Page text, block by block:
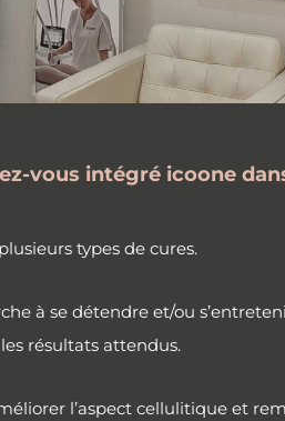
vous intégré icoone
types de cures.
à se détendre et/ou
résultats attendus.
l’aspect cellulitique et